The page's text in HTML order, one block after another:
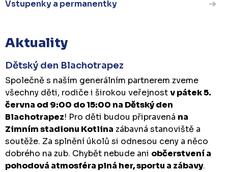
Vstupenky a permanentky
Aktuality
Dětský den Blachotrapez
Společně s naším generálním partnerem zveme
všechny děti, rodiče i širokou veřejnostv pátek 5.
června od 9:00 do 15:00 na Dětský den
Blachotrapez! Pro děti budou připravená na
Zimním stadionu Kotlina zábavná stanoviště a
soutěže. Za splnění úkolů si odnesou ceny a něco
dobrého na zub. Chybět nebude ani občerstvení a
pohodová atmosféra plná her, sportu a zábavy.